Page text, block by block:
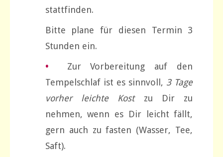
stattfinden.
Bitte plane für diesen Termin 3
Stunden ein.
•Zur Vorbereitung auf den
Tempelschlaf ist es sinnvoll, 3 Tage
vorher leichte Kostzu Dir zu
nehmen, wenn es Dir leicht fällt,
gern auch zu fasten (Wasser, Tee,
Saft).